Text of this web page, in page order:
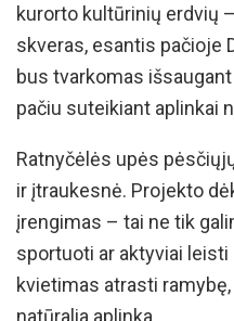
kurorto kultūrinių erdvių
skveras, esantis pačioje
bus tvarkomas
pačiu suteikiant aplinkai
Ratnyčėlės upės
ir įtraukesnė. Projekto
įrengimas – tai ne tik
sportuoti ar aktyviai
kvietimas atrasti
natūralia aplinka.